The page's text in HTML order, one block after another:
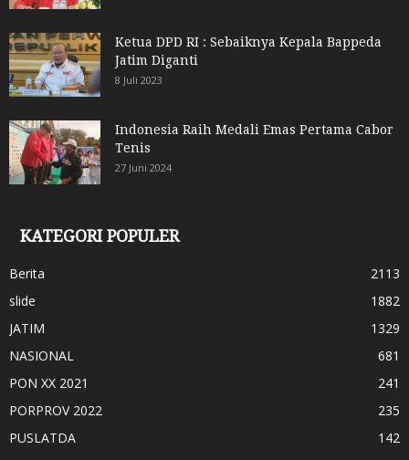
Ketua DPD RI : Sebaiknya Kepala Bappeda
Jatim Diganti
8 Juli 2023
Indonesia Raih Medali Emas Pertama Cabor
Tenis
27 Juni 2024
KATEGORI POPULER
Berita
2113
slide
1882
JATIM
1329
NASIONAL
681
PON XX 2021
241
PORPROV 2022
235
PUSLATDA
142